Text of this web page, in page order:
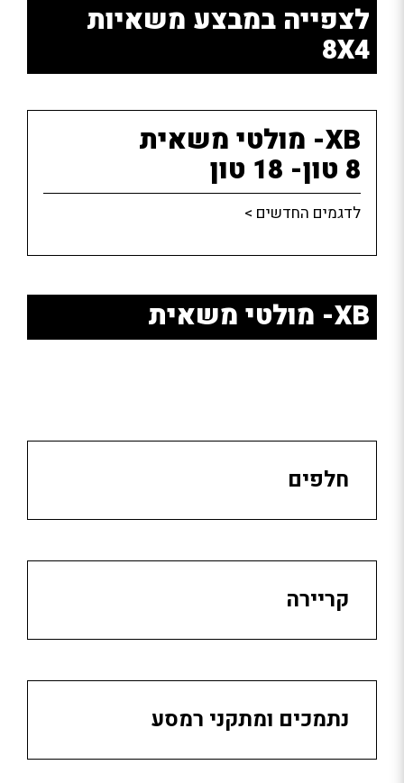
לצפייה במבצע משאיות
8X4
8 טון- 18 טון
לדגמים החדשים >
XB- מולטי משאית
חלפים
קריירה
נתמכים ומתקני רמסע